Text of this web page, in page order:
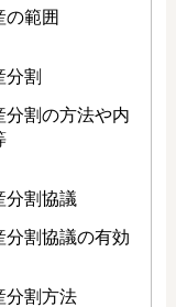
の範囲
分割
分割の方法や内
分割協議
分割協議の有効
分割方法